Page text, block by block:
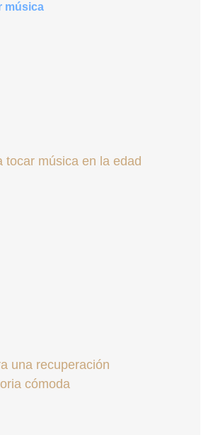
tocar música en la edad
una recuperación
cómoda